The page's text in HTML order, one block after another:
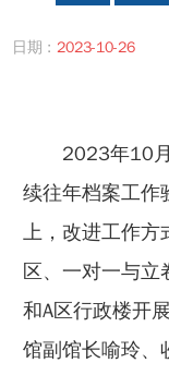
日期 : 2023-10-26
2023年10
续往年档案工作
上，改进工作方
区、一对一与立
和A区行政楼开
馆副馆长喻玲、